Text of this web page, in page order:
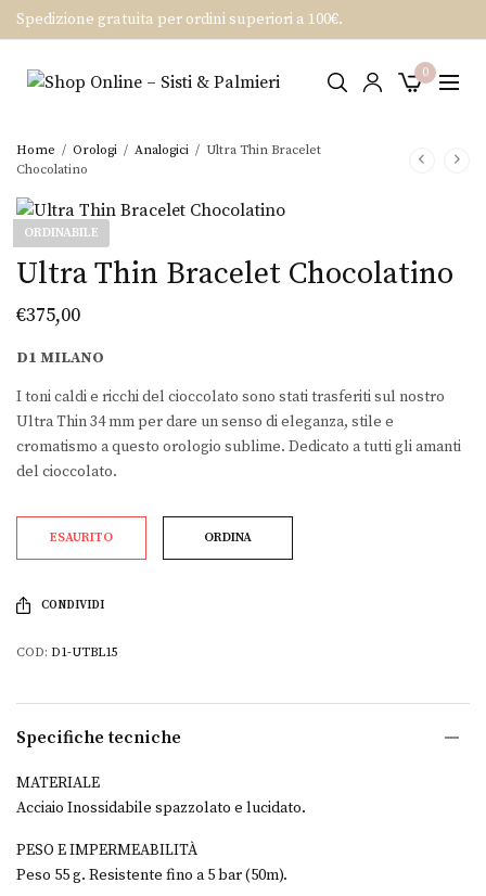
Spedizione gratuita per ordini superiori a 100€.
0
Home / Orologi / Analogici / Ultra Thin Bracelet
Chocolatino
ORDINABILE
Ultra Thin Bracelet Chocolatino
€375,00
D1 MILANO
I toni caldi e ricchi del cioccolato sono stati trasferiti sul nostro
Ultra Thin 34 mm per dare un senso di eleganza, stile e
cromatismo a questo orologio sublime. Dedicato a tutti gli amanti
del cioccolato.
ESAURITO ORDINA
CONDIVIDI
COD: D1-UTBL15
Specifiche tecniche
MATERIALE
Acciaio Inossidabile spazzolato e lucidato.
PESO E IMPERMEABILITÀ
Peso 55 g. Resistente fino a 5 bar (50m).